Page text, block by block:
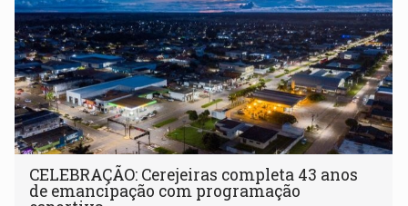
CELEBRAÇÃO: Cerejeiras completa 43 anos
de emancipação com programação